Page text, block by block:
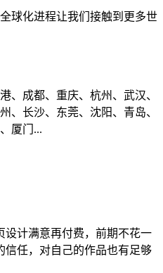
球化进程让我们接触到更多世
、成都、重庆、杭州、武汉、
、长沙、东莞、沈阳、青岛、
厦门...
设计满意再付费，前期不花一
信任，对自己的作品也有足够